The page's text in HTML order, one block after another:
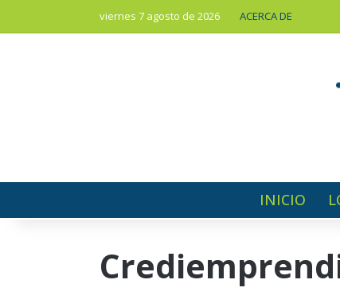
viernes 7 agosto de 2026 ACERCA DE
INICIO